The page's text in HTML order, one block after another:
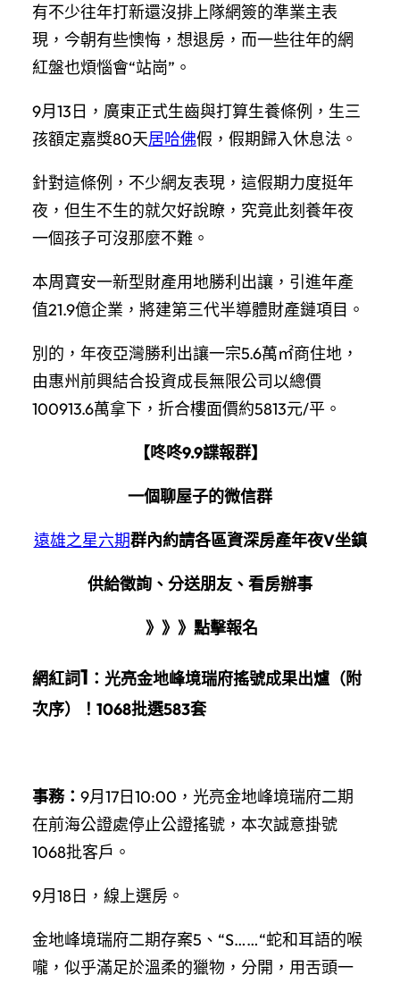
有不少往年打新還沒排上隊網簽的準業主表
現，今朝有些懊悔，想退房，而一些往年的網
紅盤也煩惱會“站崗”。
9月13日，廣東正式生齒與打算生養條例，生三
孩額定嘉獎80天居哈佛假，假期歸入休息法。
針對這條例，不少網友表現，這假期力度挺年
夜，但生不生的就欠好說瞭，究竟此刻養年夜
一個孩子可沒那麼不難。
本周寶安一新型財產用地勝利出讓，引進年產
值21.9億企業，將建第三代半導體財產鏈項目。
別的，年夜亞灣勝利出讓一宗5.6萬㎡商住地，
由惠州前興結合投資成長無限公司以總價
100913.6萬拿下，折合樓面價約5813元/平。
【咚咚9.9諜報群】
一個聊屋子的微信群
遠雄之星六期群內約請各區資深房產年夜V坐鎮
供給徵詢、分送朋友、看房辦事
》》》點擊報名
網紅詞1 ： 光亮金地峰境瑞府搖號成果出爐（附
次序）！1068批選583套
事務： 9月17日10:00，光亮金地峰境瑞府二期
在前海公證處停止公證搖號，本次誠意掛號
1068批客戶。
9月18日，線上選房。
金地峰境瑞府二期存案5、“S……“蛇和耳語的喉
嚨，似乎滿足於溫柔的獵物，分開，用舌頭一